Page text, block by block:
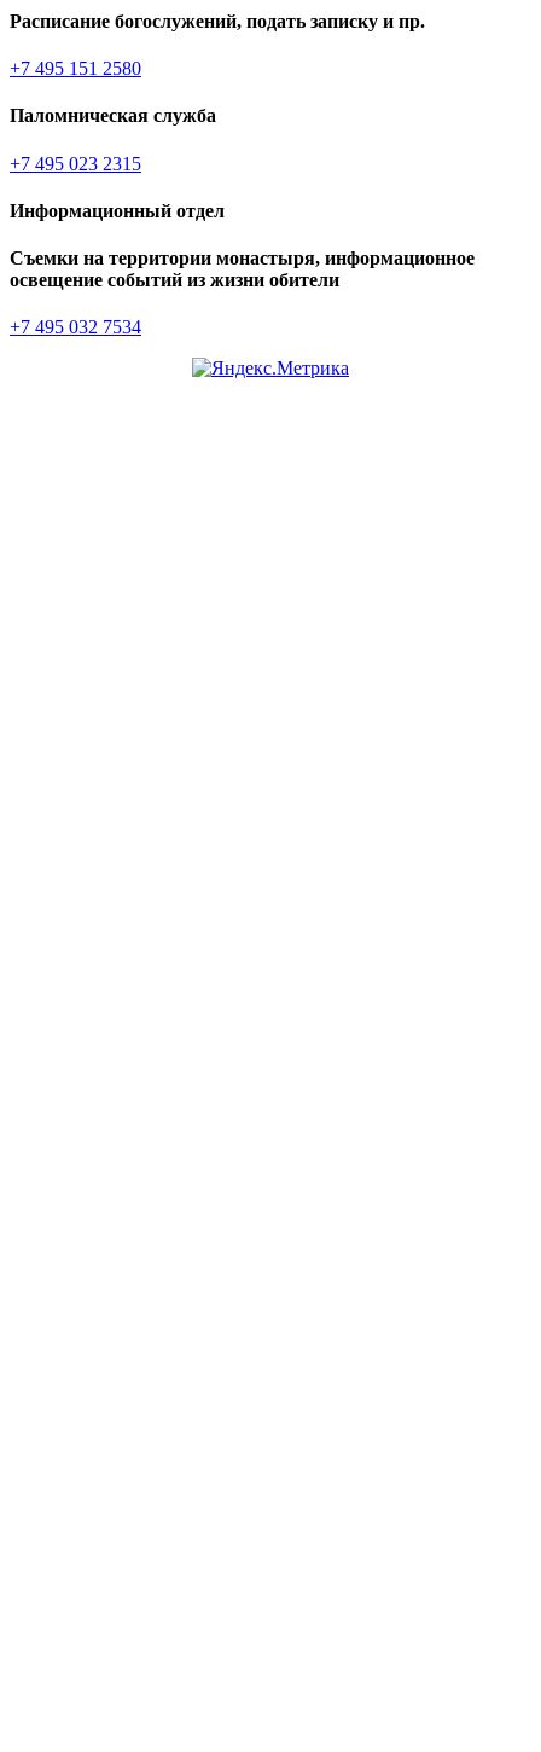
Расписание богослужений, подать записку и пр.
+7 495 151 2580
Паломническая служба
+7 495 023 2315
Информационный отдел
Съемки на территории монастыря, информационное
освещение событий из жизни обители
+7 495 032 7534